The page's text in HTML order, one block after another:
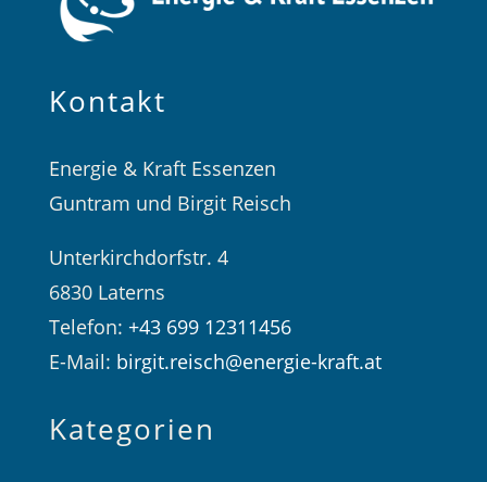
Kontakt
Energie & Kraft Essenzen
Guntram und Birgit Reisch
Unterkirchdorfstr. 4
6830 Laterns
Telefon: +43 699 12311456
E-Mail: birgit.reisch@energie-kraft.at
Kategorien